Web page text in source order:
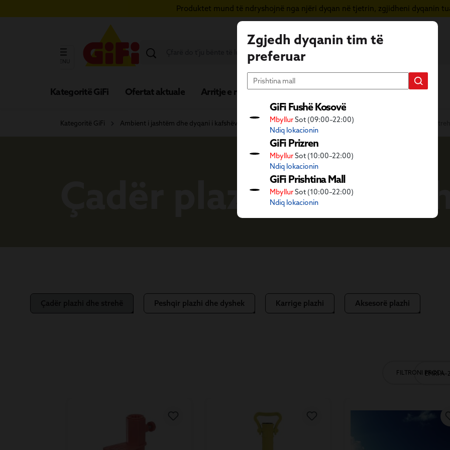
Produktet mund të ndryshojnë nga njëri dyqan në tjetrin, zgjidheni dyqanin
MENU
Zgjedh dyqanin tim të
preferuar
GiFi Fushë Kosovë
MbyllurSot (09:00–22:00)
Ndiq lokacionin
GiFi Prizren
MbyllurSot (10:00–22:00)
Ndiq lokacionin
GiFi Prishtina Mall
MbyllurSot (10:00–22:00)
Ndiq lokacionin
Kategoritë GiFi Ofertat aktuale Arritje e re Vera në GiFi Fletushka
Kategoritë GiFi Ambient i jashtëm dhe dyqani i kafshëve Aktivitete në natyrë Pajisje plazhi
Çadër plazhi dhe
Peshqir plazhi dhe dyshek Karrige plazhi Aksesorë plazhi
FILTRONI